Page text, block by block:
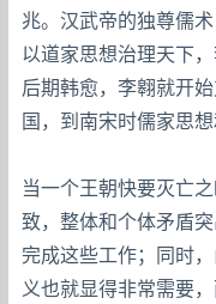
兆。汉武帝的独尊儒
以道家思想治理天下
后期韩愈，李翱就开
国，到南宋时儒家思
当一个王朝快要灭亡
致，整体和个体矛盾
完成这些工作；同时
义也就显得非常需要